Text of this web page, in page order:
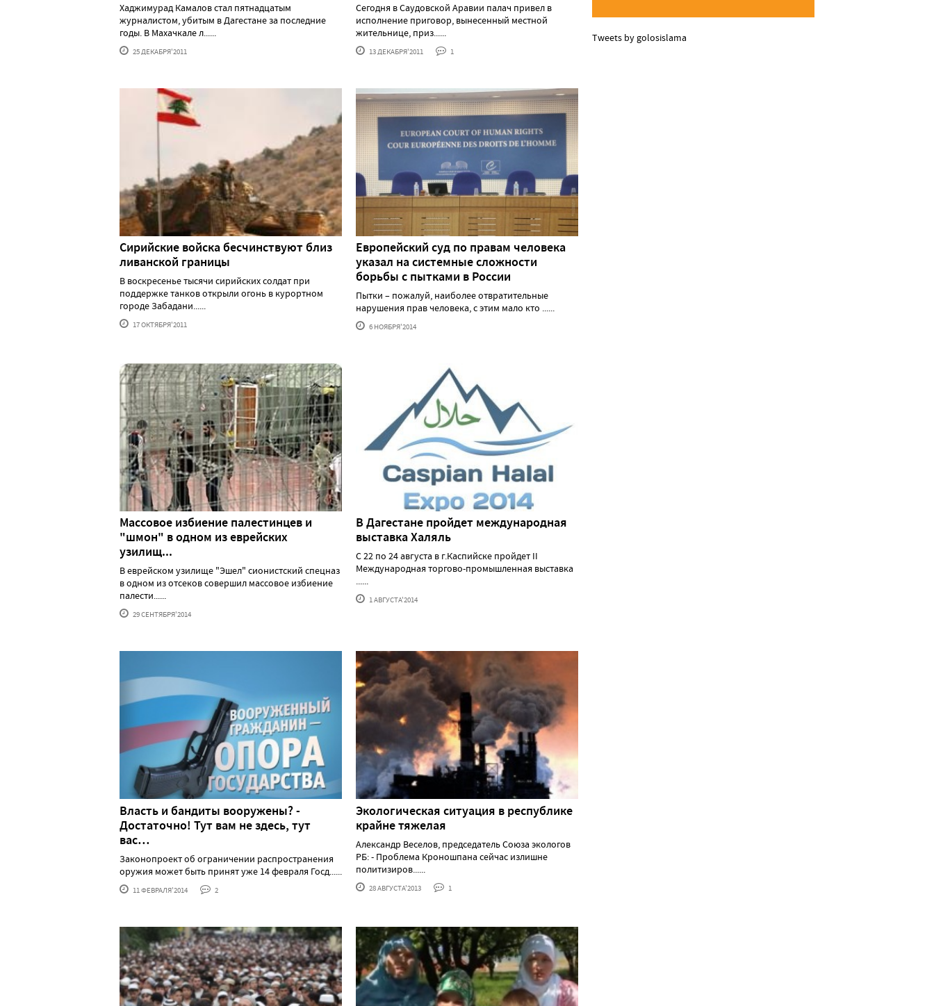
Хаджимурад Камалов стал пятнадцатым
журналистом, убитым в Дагестане за последние
годы. В Махачкале л......
25 ДЕКАБРЯ'2011
Сегодня в Саудовской Аравии палач привел в
исполнение приговор, вынесенный местной
жительнице, приз......
13 ДЕКАБРЯ'2011 1
Сирийские войска бесчинствуют близ
ливанской границы
В воскресенье тысячи сирийских солдат при
поддержке танков открыли огонь в курортном
городе Забадани......
17 ОКТЯБРЯ'2011
Европейский суд по правам человека
указал на системные сложности
борьбы с пытками в России
Пытки – пожалуй, наиболее отвратительные
нарушения прав человека, с этим мало кто ......
6 НОЯБРЯ'2014
Массовое избиение палестинцев и
"шмон" в одном из еврейских
узилищ...
В еврейском узилище "Эшел" сионистский спецназ
в одном из отсеков совершил массовое избиение
палести......
29 СЕНТЯБРЯ'2014
В Дагестане пройдет международная
выставка Халяль
С 22 по 24 августа в г.Каспийске пройдет II
Международная торгово-промышленная выставка
......
1 АВГУСТА'2014
Власть и бандиты вооружены? -
Достаточно! Тут вам не здесь, тут
вас…
Законопроект об ограничении распространения
оружия может быть принят уже 14 февраля Госд......
11 ФЕВРАЛЯ'2014 2
Экологическая ситуация в республике
крайне тяжелая
Александр Веселов, председатель Союза экологов
РБ: - Проблема Кроношпана сейчас излишне
политизиров......
28 АВГУСТА'2013 1
Tweets by golosislama